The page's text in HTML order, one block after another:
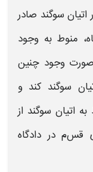
اتیان سوگند صادر
منوط به وجود
وجود چنین
سوگند کند و
به اتیان سوگند از
قسم در دادگاه